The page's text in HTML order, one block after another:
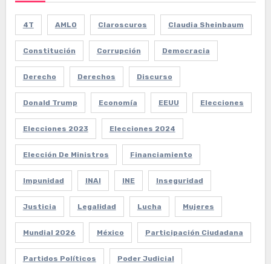
4T AMLO Claroscuros Claudia Sheinbaum
Constitución Corrupción Democracia
Derecho Derechos Discurso
Donald Trump Economía EEUU Elecciones
Elecciones 2023 Elecciones 2024
Elección De Ministros Financiamiento
Impunidad INAI INE Inseguridad
Justicia Legalidad Lucha Mujeres
Mundial 2026 México Participación Ciudadana
Partidos Políticos Poder Judicial